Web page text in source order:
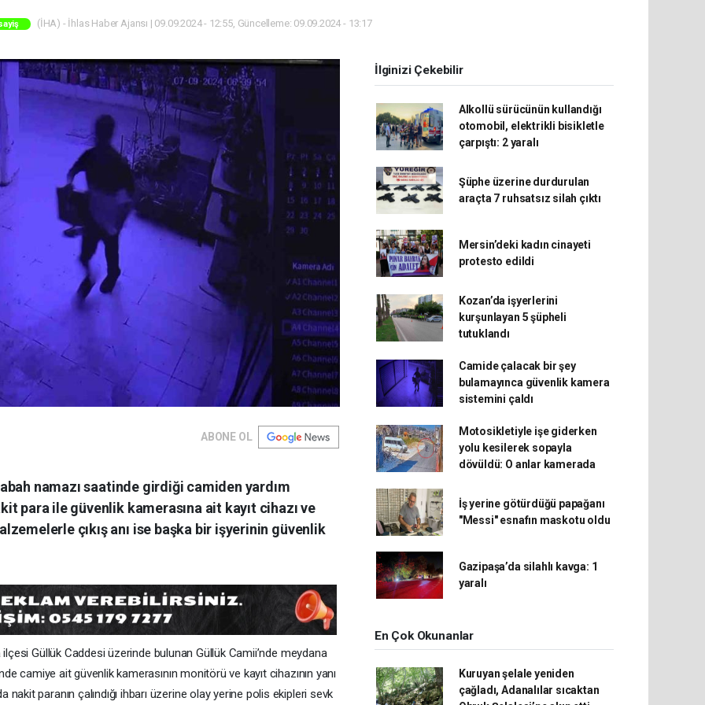
(İHA) - İhlas Haber Ajansı | 09.09.2024 - 12:55, Güncelleme: 09.09.2024 - 13:17
ABONE OL
namazı saatinde girdiği camiden yardım
para ile güvenlik kamerasına ait kayıt cihazı ve
çıkış anı ise başka bir işyerinin güvenlik
ilçesi Güllük Caddesi üzerinde bulunan Güllük Camii’nde meydana
camiye ait güvenlik kamerasının monitörü ve kayıt cihazının yanı
nakit paranın çalındığı ihbarı üzerine olay yerine polis ekipleri sevk
İlginizi Çekebilir
Alkollü sürücünün kullandığı
otomobil, elektrikli bisikletle
çarpıştı: 2 yaralı
Şüphe üzerine durdurulan
araçta 7 ruhsatsız silah çıktı
Mersin’deki kadın cinayeti
protesto edildi
Kozan’da işyerlerini
kurşunlayan 5 şüpheli
tutuklandı
Camide çalacak bir şey
bulamayınca güvenlik kamera
sistemini çaldı
Motosikletiyle işe giderken
yolu kesilerek sopayla
dövüldü: O anlar kamerada
İş yerine götürdüğü papağanı
"Messi" esnafın maskotu oldu
Gazipaşa’da silahlı kavga: 1
yaralı
En Çok Okunanlar
Kuruyan şelale yeniden
çağladı, Adanalılar sıcaktan